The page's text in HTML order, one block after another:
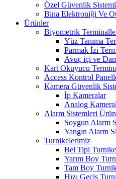
Özel Güvenlik
Bina Elektroniği Ve
Ürünler
Biyometrik
Yüz Tanıma
Parmak İzi
Avuç içi ve
Kart Okuyucu
Access Kontrol
Kamera Güvenlik
İp Kameralar
Analog
Alarm Sistemleri
Soygun Alarm
Yangın Alarm
Turnikelerimiz
Bel Tipi
Yarım Boy
Tam Boy
Hızı Geçiş